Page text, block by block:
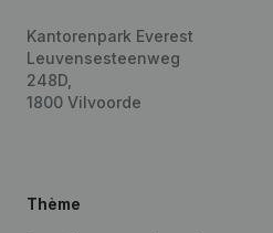
Kantorenpark Everest
Leuvensesteenweg
248D,
1800 Vilvoorde
Thème